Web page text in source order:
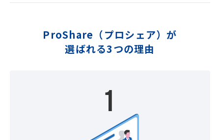
ProShare（プロシェア）が
選ばれる3つの理由
1